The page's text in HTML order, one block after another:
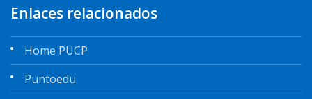
Enlaces relacionados
Home PUCP
Puntoedu